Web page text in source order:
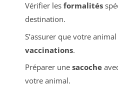
Vérifier les formalités
destination.
S’assurer que votre
vaccinations.
Préparer une sacoche
votre animal.